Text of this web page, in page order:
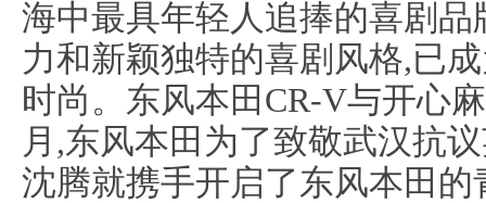
海中最具年轻人追捧的喜剧
力和新颖独特的喜剧风格,已
时尚。东风本田CR-V与开心
月,东风本田为了致敬武汉抗
沈腾就携手开启了东风本田